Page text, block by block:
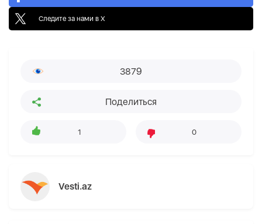
Следите за нами в X
3879
Поделиться
1 0
Vesti.az